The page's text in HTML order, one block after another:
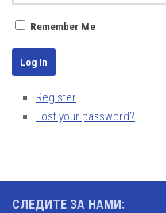
Remember Me
Log In
Register
Lost your password?
СЛЕДИТЕ ЗА НАМИ: